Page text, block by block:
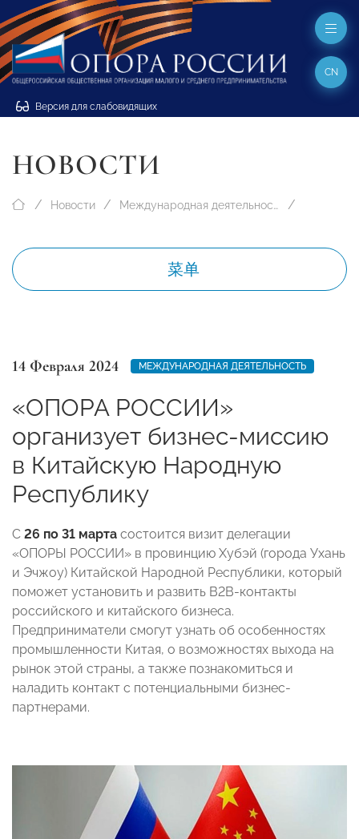
Версия для слабовидящих
CN
НОВОСТИ
Новости Международная деятельность
菜单
14 Февраля 2024 МЕЖДУНАРОДНАЯ ДЕЯТЕЛЬНОСТЬ
«ОПОРА РОССИИ»
организует бизнес-миссию
в Китайскую Народную
Республику
С 26 по 31 марта состоится визит делегации
«ОПОРЫ РОССИИ» в провинцию Хубэй (города Ухань
и Эчжоу) Китайской Народной Республики, который
поможет установить и развить В2В-контакты
российского и китайского бизнеса.
Предприниматели смогут узнать об особенностях
промышленности Китая, о возможностях выхода на
рынок этой страны, а также познакомиться и
наладить контакт с потенциальными бизнес-
партнерами.